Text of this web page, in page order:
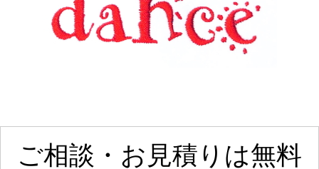
ご相談・お見積りは無料